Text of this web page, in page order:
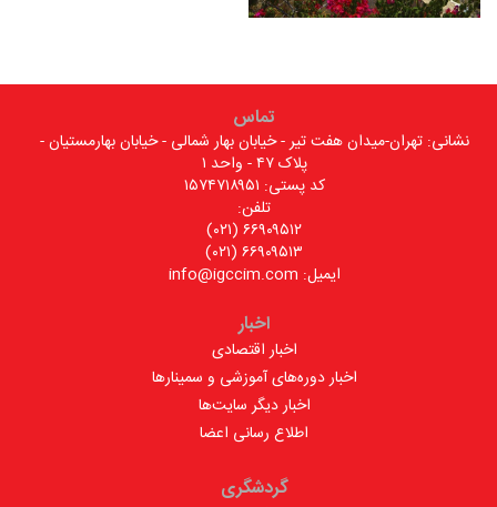
تماس
نشانی: تهران-میدان هفت تیر - خیابان بهار شمالی - خیابان بهارمستیان -
پلاک ۴۷ - واحد ۱
کد پستی: ۱۵۷۴۷۱۸۹۵۱
تلفن:
۶۶۹۰۹۵۱۲ (۰۲۱)
۶۶۹۰۹۵۱۳ (۰۲۱)
ایمیل: info@igccim.com
اخبار
اخبار اقتصادی
اخبار دوره‌های آموزشی و سمینارها
اخبار دیگر سایت‌ها
اطلاع رسانی اعضا
گردشگری